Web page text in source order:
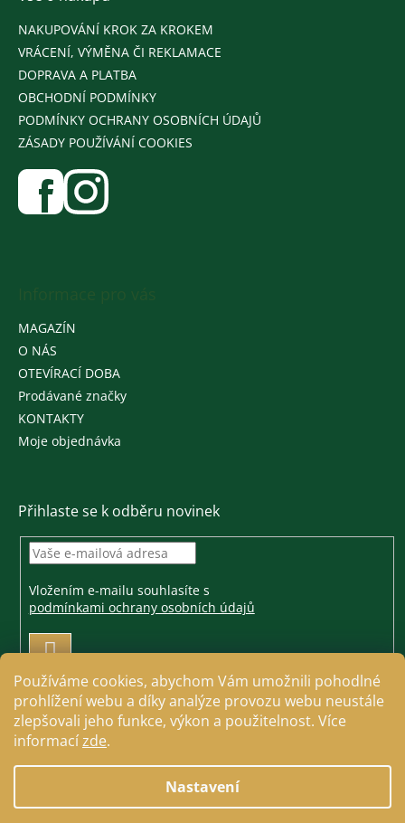
Používáme cookies, abychom Vám umožnili pohodlné
prohlížení webu a díky analýze provozu webu neustále
zlepšovali jeho funkce, výkon a použitelnost. Více
informacízde.
Nastavení
NAKUPOVÁNÍ KROK ZA KROKEM
VRÁCENÍ, VÝMĚNA ČI REKLAMACE
DOPRAVA A PLATBA
OBCHODNÍ PODMÍNKY
PODMÍNKY OCHRANY OSOBNÍCH ÚDAJŮ
ZÁSADY POUŽÍVÁNÍ COOKIES
MAGAZÍN
O NÁS
OTEVÍRACÍ DOBA
Prodávané značky
KONTAKTY
Moje objednávka
Přihlaste se k odběru novinek
Vložením e-mailu souhlasíte s
podmínkami ochrany osobních údajů
PŘIHLÁSIT